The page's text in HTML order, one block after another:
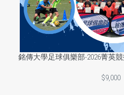
銘傳大學足球俱樂部-2026菁英
$9,000